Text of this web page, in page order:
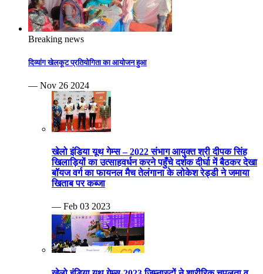
Breaking news
दिव्यांग खेलकूट प्रतियोगिता का आयोजन हुआ
— Nov 26 2024
खेलो इंडिया यूथ गेम्स – 2022 संभाग आयुक्त श्री दीपक सिंह
खिलाड़ियों का उत्साहवर्धन करने पहुँचे दर्शक दीर्घा में बैठकर देखा
बॉयज वर्ग का फायनल मैच तेलंगाना के लोकेश रेड्डी ने जमाया
खिताब पर कब्जा
— Feb 03 2023